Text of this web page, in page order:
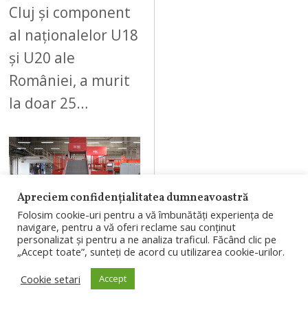
Cluj și component
al naționalelor U18
și U20 ale
României, a murit
la doar 25…
07
AUGUST 8, 2026
Poșta Română
a inaugurat
Apreciem confidențialitatea dumneavoastră
Folosim cookie-uri pentru a vă îmbunătăți experiența de
navigare, pentru a vă oferi reclame sau conținut
personalizat și pentru a ne analiza traficul. Făcând clic pe
„Accept toate”, sunteți de acord cu utilizarea cookie-urilor.
Cookie setari
Accept